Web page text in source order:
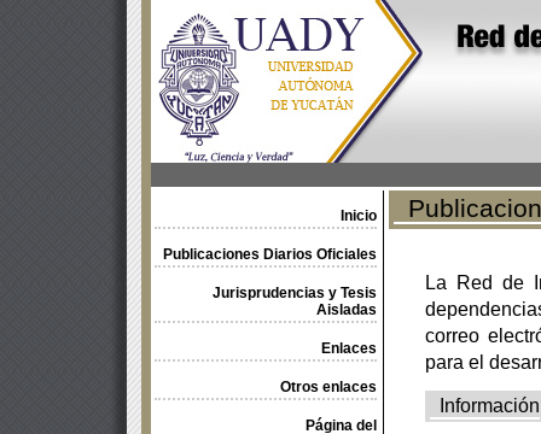
Inicio
Publicaciones Diarios Oficiales
Jurisprudencias y Tesis
Aisladas
Enlaces
Otros enlaces
Página del
La Red de
correo
para el
Información